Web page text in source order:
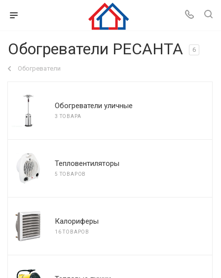
Обогреватели РЕСАНТА 6
Обогреватели
Обогреватели уличные
3 ТОВАРА
Тепловентиляторы
5 ТОВАРОВ
Калориферы
16 ТОВАРОВ